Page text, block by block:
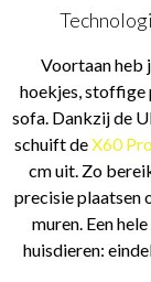
Voortaan heb
hoekjes, stoffige
sofa. Dankzij de
schuift deX60 Pro
cm uit. Zo
precisie plaatsen
muren. Een
huisdieren: